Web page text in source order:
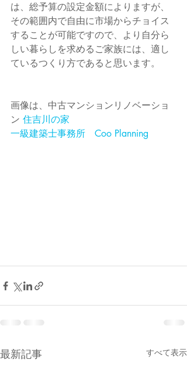
は、総予算の設定金額によりますが、
その範囲内で自由に市場からチョイス
することが可能ですので、より自分ら
しい暮らしを求めるご家族には、適し
ているつくり方であると思います。
画像は、中古マンションリノベーショ
ン 住吉川の家
一級建築士事務所　Coo Planning
最新記事 すべて表示